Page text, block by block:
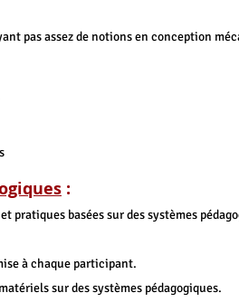
pas assez de notions en conception
:
pratiques basées sur des systèmes
à chaque participant.
sur des systèmes pédagogiques.